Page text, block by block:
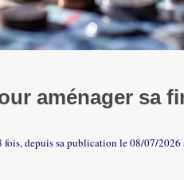
aménager sa
depuis sa publication le 08/07/2026